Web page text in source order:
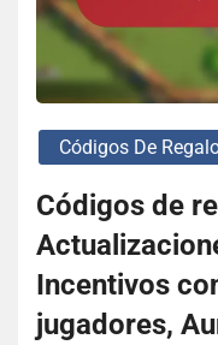
Códigos De
Códigos de
Incentivos
jugadores,